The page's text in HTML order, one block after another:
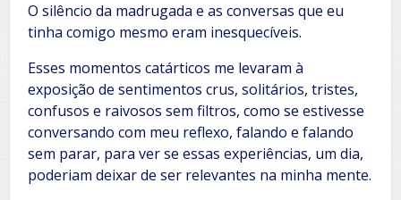
O silêncio da madrugada e as conversas que eu
tinha comigo mesmo eram inesquecíveis.
Esses momentos catárticos me levaram à
exposição de sentimentos crus, solitários, tristes,
confusos e raivosos sem filtros, como se estivesse
conversando com meu reflexo, falando e falando
sem parar, para ver se essas experiências, um dia,
poderiam deixar de ser relevantes na minha mente.